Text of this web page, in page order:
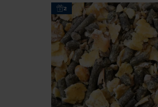
Bildgalerie
2